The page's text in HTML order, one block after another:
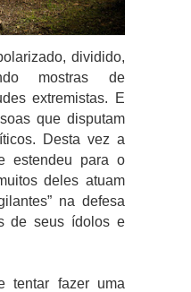
dividido,
mostras de
extremistas. E
que disputam
Desta vez a
estendeu para o
deles atuam
na defesa
de seus ídolos e
tentar fazer uma